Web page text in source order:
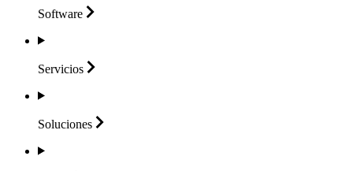
Software
Servicios
Soluciones